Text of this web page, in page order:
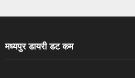
मध्यपुर डायरी डट कम